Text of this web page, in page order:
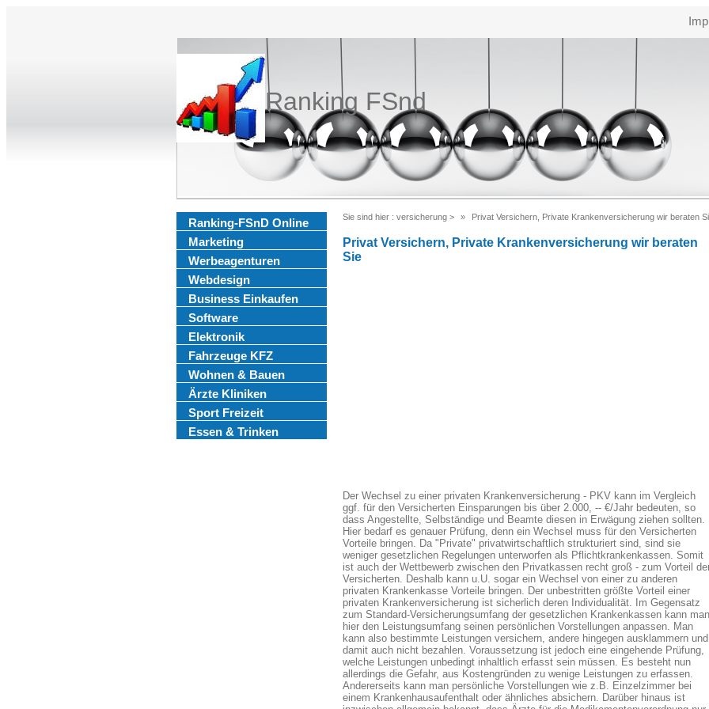
Ranking FSnd
Ranking-FSnD Online
Marketing
Werbeagenturen
Webdesign
Business Einkaufen
Software
Elektronik
Fahrzeuge KFZ
Wohnen & Bauen
Ärzte Kliniken
Sport Freizeit
Essen & Trinken
Sie sind hier : versicherung > Privat Versichern, Private Krankenversicherung wir beraten
Privat Versichern, Private Krankenversicherung wir beraten
Sie
Der Wechsel zu einer privaten Krankenversicherung - PKV kann im Vergleich
ggf. für den Versicherten Einsparungen bis über 2.000, -- €/Jahr bedeuten, so
dass Angestellte, Selbständige und Beamte diesen in Erwägung ziehen sollten.
Hier bedarf es genauer Prüfung, denn ein Wechsel muss für den Versicherten
Vorteile bringen. Da "Private" privatwirtschaftlich strukturiert sind, sind sie
weniger gesetzlichen Regelungen unterworfen als Pflichtkrankenkassen. Somit
ist auch der Wettbewerb zwischen den Privatkassen recht groß - zum Vorteil
Versicherten. Deshalb kann u.U. sogar ein Wechsel von einer zu anderen
privaten Krankenkasse Vorteile bringen. Der unbestritten größte Vorteil einer
privaten Krankenversicherung ist sicherlich deren Individualität. Im Gegensatz
zum Standard-Versicherungsumfang der gesetzlichen Krankenkassen kann man
hier den Leistungsumfang seinen persönlichen Vorstellungen anpassen. Man
kann also bestimmte Leistungen versichern, andere hingegen ausklammern und
damit auch nicht bezahlen. Voraussetzung ist jedoch eine eingehende Prüfung,
welche Leistungen unbedingt inhaltlich erfasst sein müssen. Es besteht nun
allerdings die Gefahr, aus Kostengründen zu wenige Leistungen zu erfassen.
Andererseits kann man persönliche Vorstellungen wie z.B. Einzelzimmer bei
einem Krankenhausaufenthalt oder ähnliches absichern. Darüber hinaus ist